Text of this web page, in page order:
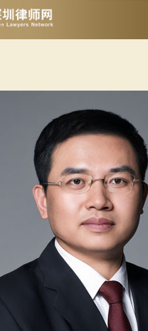
房产纠纷
合同纠纷
债权债务
公司经营
关于我们